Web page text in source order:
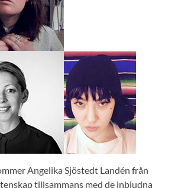
Angelika Sjöstedt Landén från
tillsammans med de inbjudna